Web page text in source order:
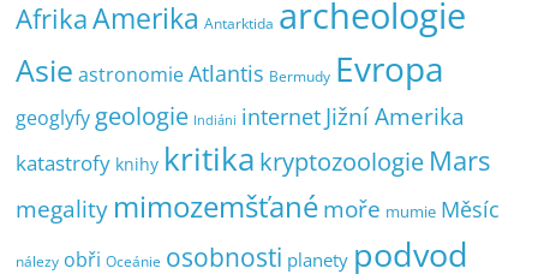
AfrikaAmerika Antarktida archeologie
Asie astronomie Atlantis Bermudy Evropa
geoglyfy geologie Indiáni internet Jižní Amerika
katastrofy knihy kritika kryptozoologie Mars
megality mimozemšťanémoře mumie Měsíc
nálezy obři Oceánie osobnosti planety podvod